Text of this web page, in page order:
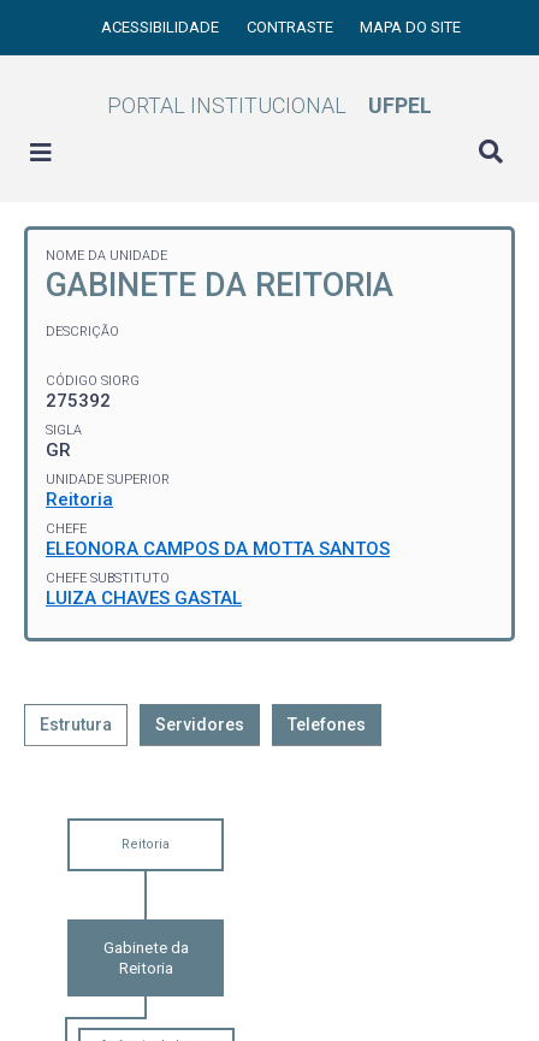
ACESSIBILIDADE CONTRASTE MAPA DO SITE
PORTAL INSTITUCIONAL UFPEL
NOME DA UNIDADE
GABINETE DA REITORIA
DESCRIÇÃO
CÓDIGO SIORG
275392
SIGLA
GR
UNIDADE SUPERIOR
Reitoria
CHEFE
ELEONORA CAMPOS DA MOTTA SANTOS
CHEFE SUBSTITUTO
LUIZA CHAVES GASTAL
Estrutura Servidores Telefones
Reitoria
Gabinete da
Reitoria